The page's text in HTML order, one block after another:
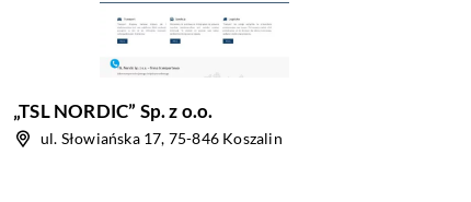
„TSL NORDIC” Sp. z o.o.
ul. Słowiańska 17, 75-846 Koszalin